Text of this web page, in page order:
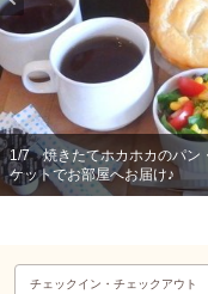
1/7 焼きたてホカホカのパン
ケットでお部屋へお届け♪
チェックイン・ チェックアウト